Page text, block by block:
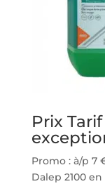
Prix
Promo : à/p 7
Dalep 2100